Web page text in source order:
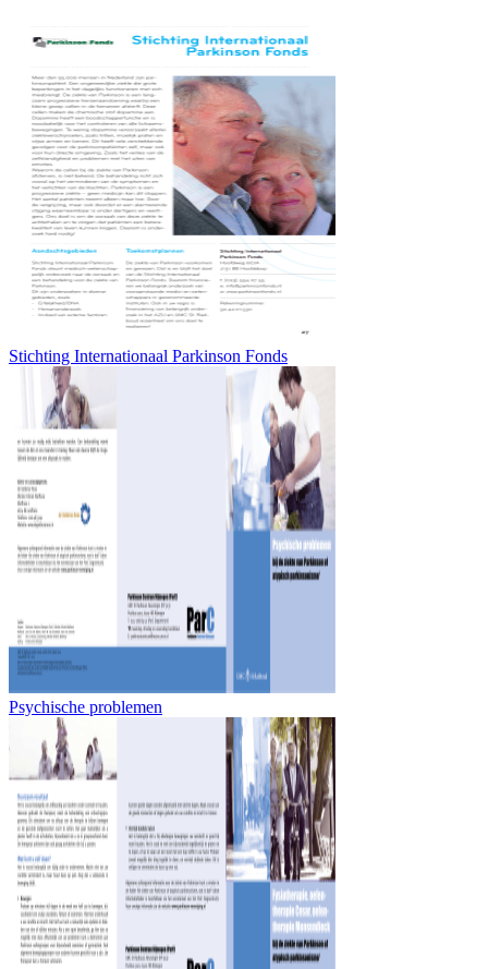
Stichting Internationaal Parkinson Fonds
Psychische problemen